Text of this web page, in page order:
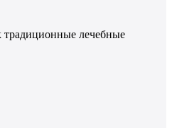
традиционные лечебные